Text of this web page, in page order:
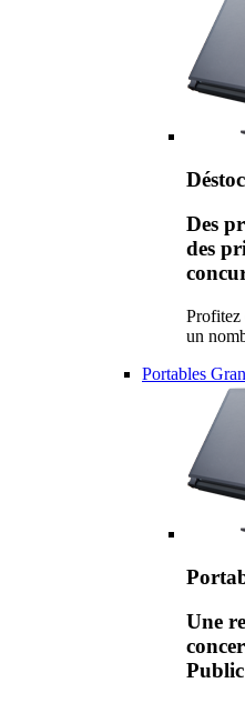
Des
des
Profitez
un
Portables
Une